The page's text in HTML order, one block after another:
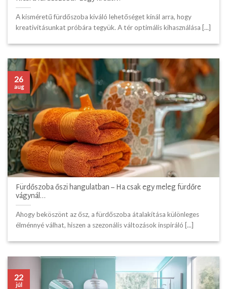
A kisméretű fürdőszoba kiváló lehetőséget kínál arra, hogy
kreativitásunkat próbára tegyük. A tér optimális kihasználása [...]
Fürdőszoba őszi hangulatban – Ha csak egy meleg fürdőre
vágynál…
Ahogy beköszönt az ősz, a fürdőszoba átalakítása különleges
élménnyé válhat, hiszen a szezonális változások inspiráló [...]
26
aug
22
júl